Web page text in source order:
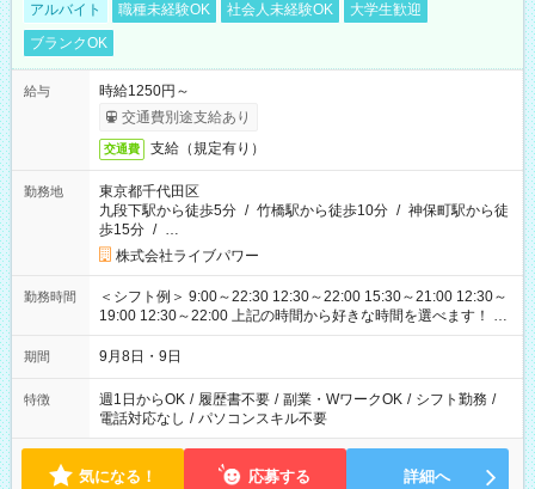
アルバイト 職種未経験OK 社会人未経験OK
大学生歓迎
ブランクOK
給与
時給1250円～
交通費別途支給あり
交通費 支給（規定有り）
勤務地
東京都千代田区
九段下駅から徒歩5分 / 竹橋駅から徒歩10分 / 神保町駅から徒
歩15分 / …
株式会社ライブパワー
勤務時間
＜シフト例＞ 9:00～22:30 12:30～22:00 15:30～21:00 12:30～
19:00 12:30～22:00 上記の時間から好きな時間を選べます！ ※
時間は変更となる可能性があります
期間 9月8日・9日
特徴 週1日からOK / 履歴書不要 / 副業・WワークOK / シフト勤務 /
電話対応なし / パソコンスキル不要
気になる！ 応募する 詳細へ